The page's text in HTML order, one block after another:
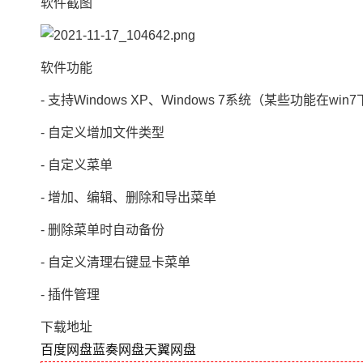
软件截图
软件功能
- 支持Windows XP、Windows 7系统（某些功能在win7
- 自定义增加文件类型
- 自定义菜单
- 增加、编辑、删除和导出菜单
- 删除菜单时自动备份
- 自定义清理右键显卡菜单
- 插件管理
下载地址
百度网盘蓝奏网盘天翼网盘